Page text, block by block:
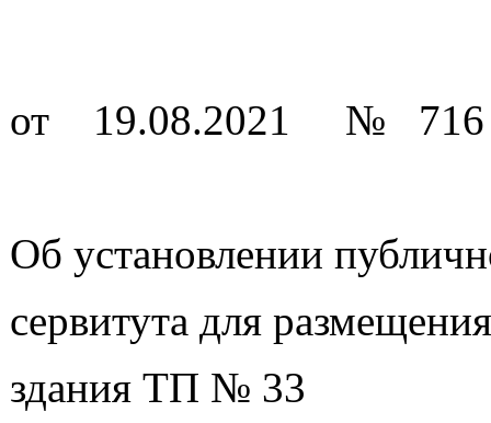
от 19.08.2021 № 716
Об установлении
сервитута для размещения
здания ТП № 33